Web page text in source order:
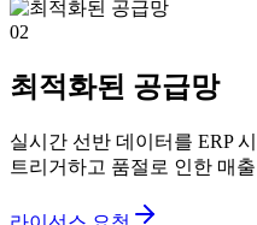
02
최적화된 공급망
실시간 선반 데이터를 ERP
트리거하고 품절로 인한 매